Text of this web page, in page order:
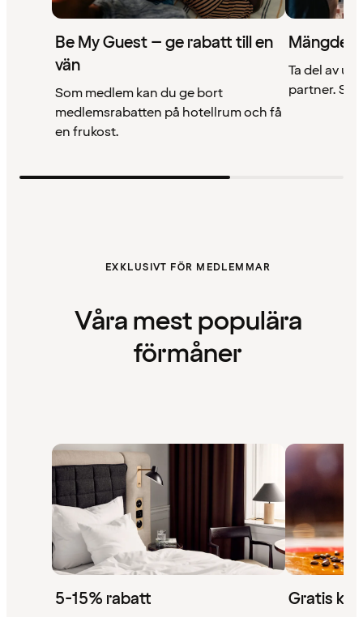
Be My Guest – ge rabatt till en
vän
Som medlem kan du ge bort
medlemsrabatten på hotellrum och få
en frukost.
Mängder
Ta del av
partner. Se
EXKLUSIVT FÖR MEDLEMMAR
Våra mest populära
förmåner
5-15% rabatt Gratis